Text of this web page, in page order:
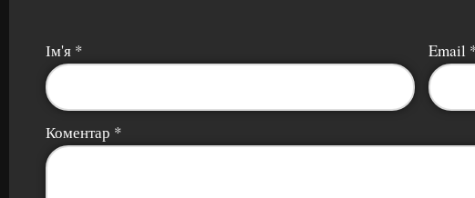
Ім'я * Email
Коментар *